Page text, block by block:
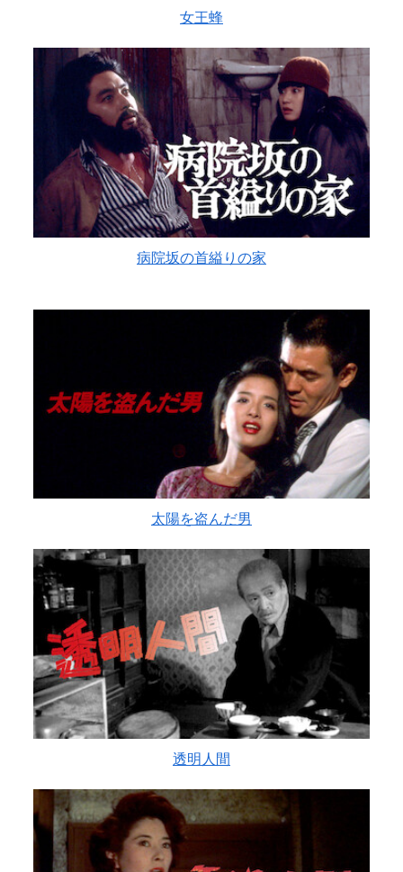
女王蜂
病院坂の首縊りの家
太陽を盗んだ男
透明人間